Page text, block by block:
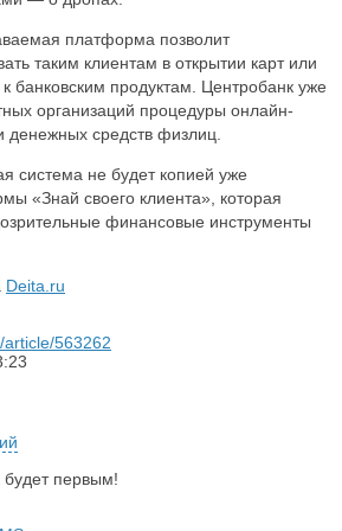
платформа позволит
таким клиентам в открытии карт или
банковским продуктам. Центробанк уже
организаций процедуры онлайн-
денежных средств физлиц.
система не будет копией уже
«Знай своего клиента», которая
финансовые инструменты
Deita.ru
563262
первым!